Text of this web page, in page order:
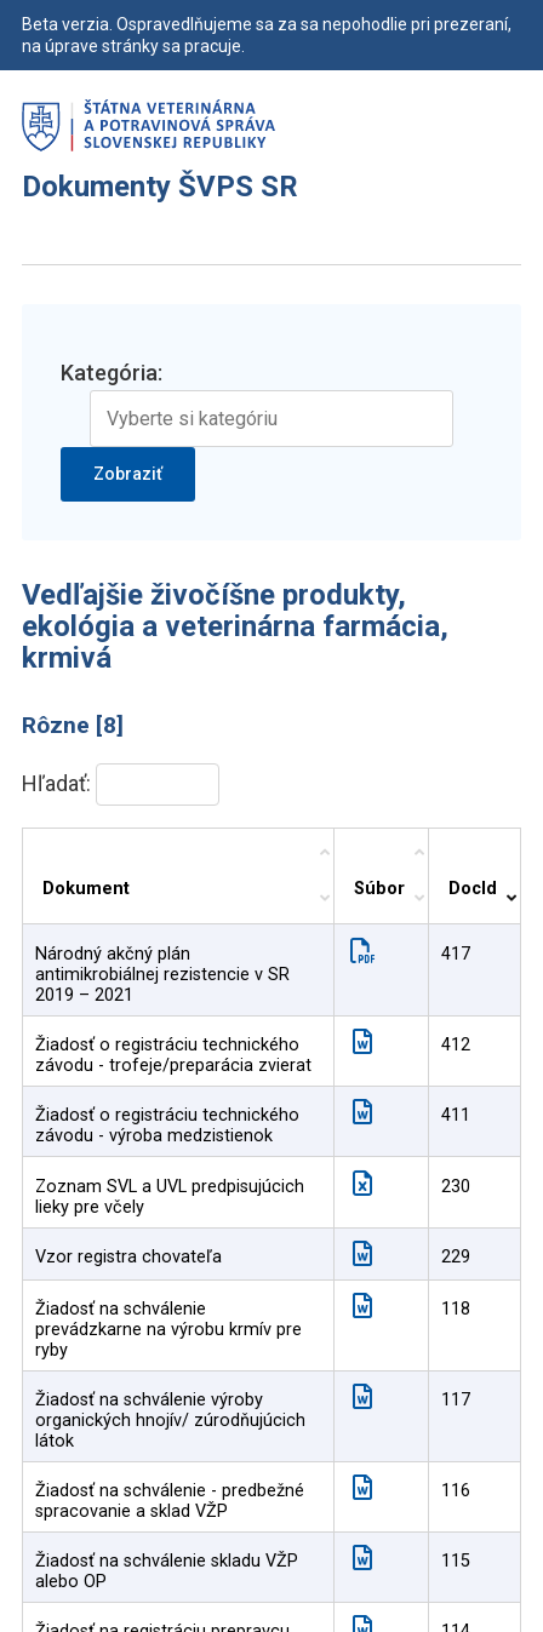
Beta verzia. Ospravedlňujeme sa za sa nepohodlie pri prezeraní,
na úprave stránky sa pracuje.
Dokumenty ŠVPS SR
Kategória:
Vedľajšie živočíšne produkty,
ekológia a veterinárna farmácia,
krmivá
Rôzne [8]
Hľadať:
Dokument Súbor DocId
Národný akčný plán
antimikrobiálnej rezistencie v SR
2019 – 2021
417
Žiadosť o registráciu technického
závodu - trofeje/preparácia zvierat
412
Žiadosť o registráciu technického
závodu - výroba medzistienok
411
Zoznam SVL a UVL predpisujúcich
lieky pre včely
230
Vzor registra chovateľa 229
Žiadosť na schválenie
prevádzkarne na výrobu krmív pre
ryby
118
Žiadosť na schválenie výroby
organických hnojív/ zúrodňujúcich
látok
117
Žiadosť na schválenie - predbežné
spracovanie a sklad VŽP
116
Žiadosť na schválenie skladu VŽP
alebo OP
115